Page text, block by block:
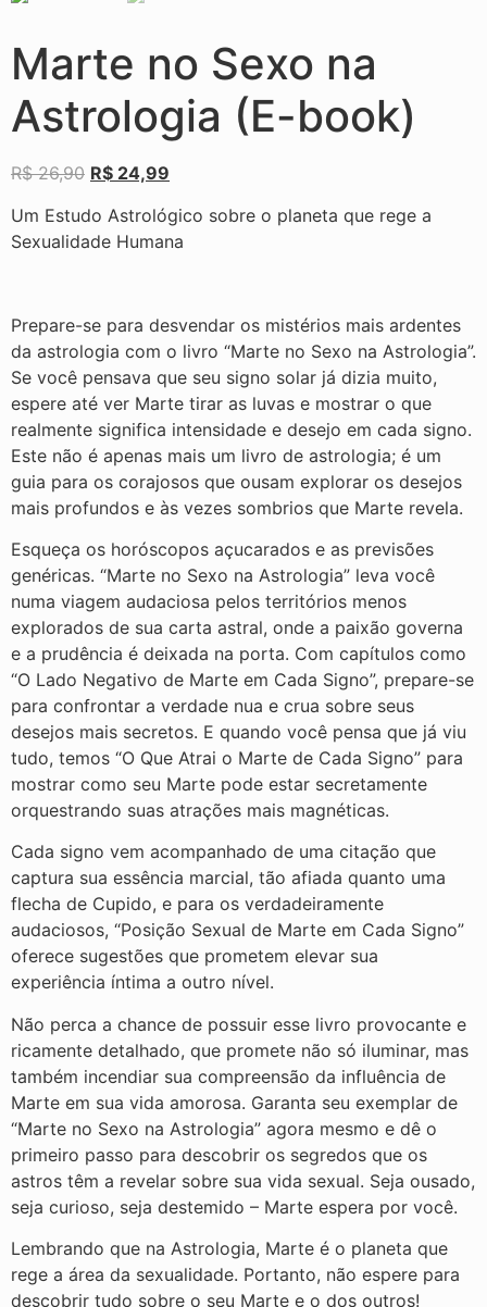
Marte no Sexo na
Astrologia (E-book)
R$26,90 R$ 24,99
Um Estudo Astrológico sobre o planeta que rege a
Sexualidade Humana
Prepare-se para desvendar os mistérios mais ardentes
da astrologia com o livro “Marte no Sexo na Astrologia”.
Se você pensava que seu signo solar já dizia muito,
espere até ver Marte tirar as luvas e mostrar o que
realmente significa intensidade e desejo em cada signo.
Este não é apenas mais um livro de astrologia; é um
guia para os corajosos que ousam explorar os desejos
mais profundos e às vezes sombrios que Marte revela.
Esqueça os horóscopos açucarados e as previsões
genéricas. “Marte no Sexo na Astrologia” leva você
numa viagem audaciosa pelos territórios menos
explorados de sua carta astral, onde a paixão governa
e a prudência é deixada na porta. Com capítulos como
“O Lado Negativo de Marte em Cada Signo”, prepare-se
para confrontar a verdade nua e crua sobre seus
desejos mais secretos. E quando você pensa que já viu
tudo, temos “O Que Atrai o Marte de Cada Signo” para
mostrar como seu Marte pode estar secretamente
orquestrando suas atrações mais magnéticas.
Cada signo vem acompanhado de uma citação que
captura sua essência marcial, tão afiada quanto uma
flecha de Cupido, e para os verdadeiramente
audaciosos, “Posição Sexual de Marte em Cada Signo”
oferece sugestões que prometem elevar sua
experiência íntima a outro nível.
Não perca a chance de possuir esse livro provocante e
ricamente detalhado, que promete não só iluminar, mas
também incendiar sua compreensão da influência de
Marte em sua vida amorosa. Garanta seu exemplar de
“Marte no Sexo na Astrologia” agora mesmo e dê o
primeiro passo para descobrir os segredos que os
astros têm a revelar sobre sua vida sexual. Seja ousado,
seja curioso, seja destemido – Marte espera por você.
Lembrando que na Astrologia, Marte é o planeta que
rege a área da sexualidade. Portanto, não espere para
descobrir tudo sobre o seu Marte e o dos outros!